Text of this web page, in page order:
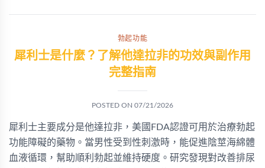
勃起功能
犀利士是什麼？了解他達拉非的功效與副作用
完整指南
POSTED ON 07/21/2026
犀利士主要成分是他達拉非，美國FDA認證可用於治療勃起
功能障礙的藥物。當男性受到性刺激時，能促進陰莖海綿體
血液循環，幫助順利勃起並維持硬度。研究發現對改善排尿